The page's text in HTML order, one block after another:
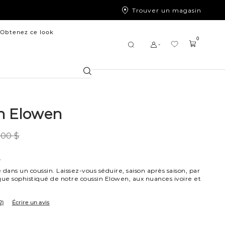
Trouver un magasin
Obtenez ce look
Chercher
0
Elowen
$
un coussin. Laissez-vous séduire, saison après saison, par
sophistiqué de notre coussin Elowen, aux nuances ivoire et
Écrire un avis